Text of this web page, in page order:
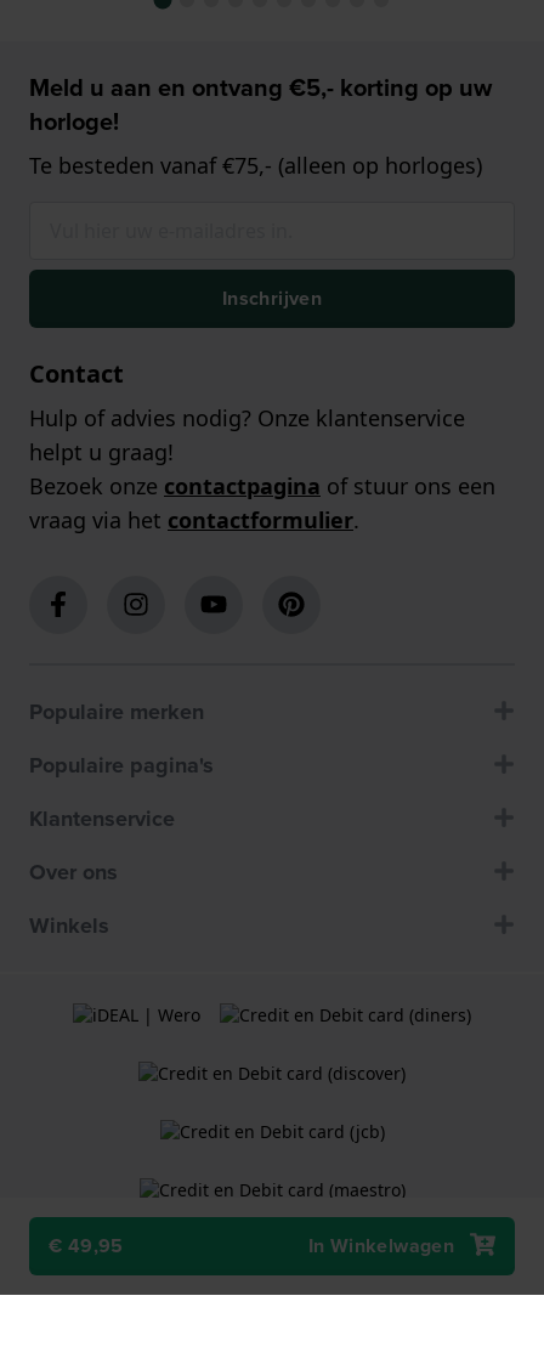
€ 49,95 In Winkelwagen
Meld u aan en ontvang €5,- korting op uw
horloge!
Te besteden vanaf €75,- (alleen op horloges)
Inschrijven
Contact
Hulp of advies nodig? Onze klantenservice
helpt u graag!
Bezoek onze contactpagina of stuur ons een
vraag via het contactformulier.
Populaire merken
Populaire pagina's
Klantenservice
Over ons
Winkels